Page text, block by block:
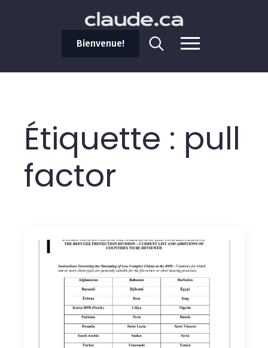
Bienvenue!
Étiquette : pull
factor